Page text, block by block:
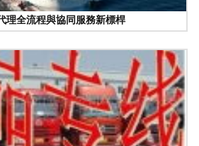
理全流程與協同服務新標桿